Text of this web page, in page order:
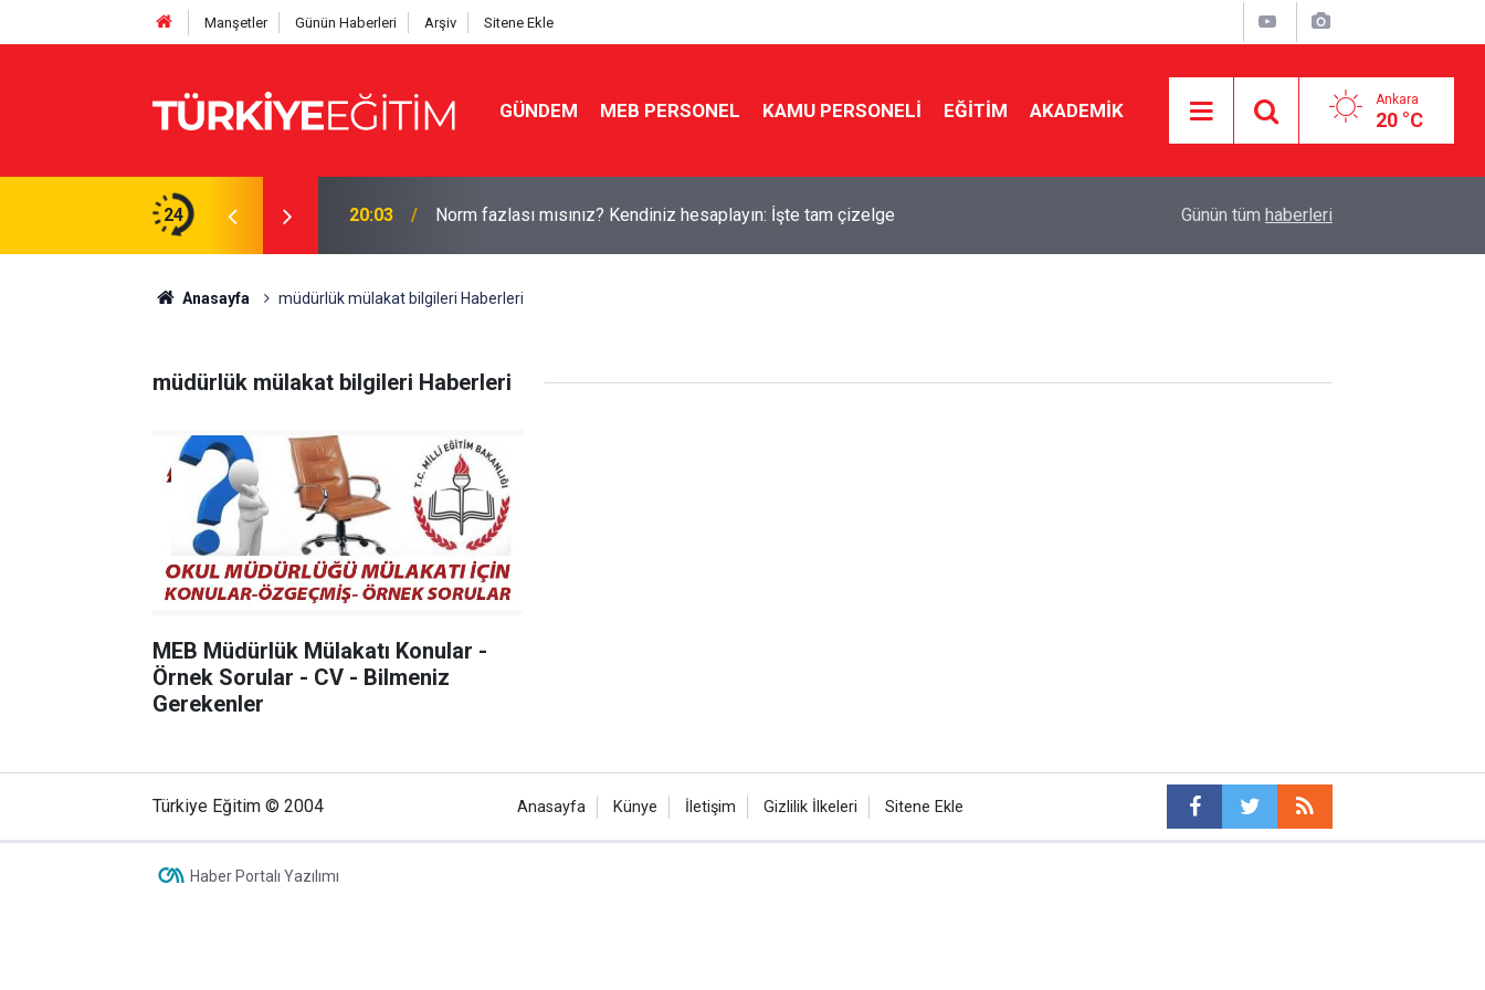
Manşetler Günün Haberleri Arşiv Sitene Ekle
GÜNDEM MEB PERSONEL KAMU PERSONELİ EĞİTİM AKADEMİK Ankara
20 °C
24
Süre 2 yıla çıkabilecek 20:03 Norm fazlası mısınız? Kendiniz hesaplayın: İşte tam çizelge Bakan Tekin'den yeni sınav sistemi uyarısı:
Günün tüm haberleri
Anasayfa müdürlük mülakat bilgileri Haberleri
müdürlük mülakat bilgileri Haberleri
MEB Müdürlük Mülakatı Konular -
Örnek Sorular - CV - Bilmeniz
Gerekenler
Türkiye Eğitim © 2004 Anasayfa Künye İletişim Gizlilik İlkeleri Sitene Ekle
Haber Portalı Yazılımı